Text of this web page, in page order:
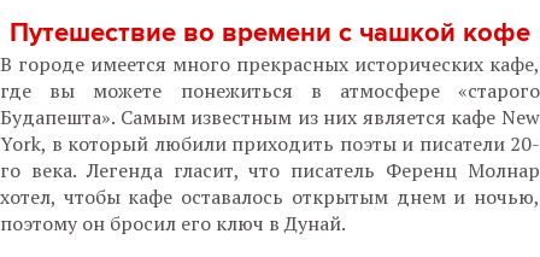
Путешествие во времени с чашкой кофе
В городе имеется много прекрасных исторических кафе,
где вы можете понежиться в атмосфере «старого
Будапешта». Самым известным из них является кафе New
York, в который любили приходить поэты и писатели 20-
го века. Легенда гласит, что писатель Ференц Молнар
хотел, чтобы кафе оставалось открытым днем и ночью,
поэтому он бросил его ключ в Дунай.